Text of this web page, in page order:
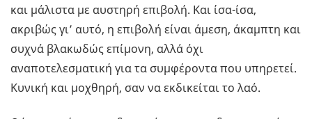
και μάλιστα με αυστηρή επιβολή. Και ίσα-ίσα,
ακριβώς γι’ αυτό, η επιβολή είναι άμεση, άκαμπτη και
συχνά βλακωδώς επίμονη, αλλά όχι
αναποτελεσματική για τα συμφέροντα που υπηρετεί.
Κυνική και μοχθηρή, σαν να εκδικείται το λαό.